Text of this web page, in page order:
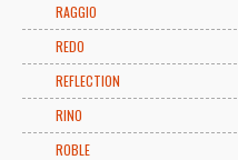
RAGGIO
REDO
REFLECTION
RINO
ROBLE